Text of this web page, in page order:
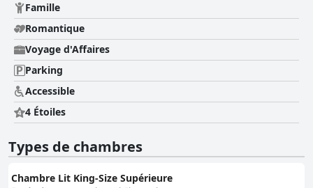
Famille
Romantique
Voyage d'Affaires
Parking
Accessible
4 Étoiles
Types de chambres
Chambre Lit King-Size Supérieure